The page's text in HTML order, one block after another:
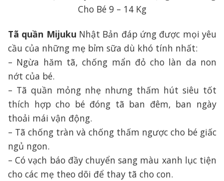
Tã quần Mijuku Nhật Bản đáp ứng được mọi yêu
cầu của những mẹ bỉm sữa dù khó tính nhất:
– Ngừa hăm tã, chống mẩn đỏ cho làn da non
nớt của bé.
– Tã quần mỏng nhẹ nhưng thấm hút siêu tốt
thích hợp cho bé đóng tã ban đêm, ban ngày
thoải mái vận động.
– Tã chống tràn và chống thấm ngược cho bé giấc
ngủ ngon.
– Có vạch báo đầy chuyển sang màu xanh lục tiện
cho các mẹ theo dõi để thay tã cho con.